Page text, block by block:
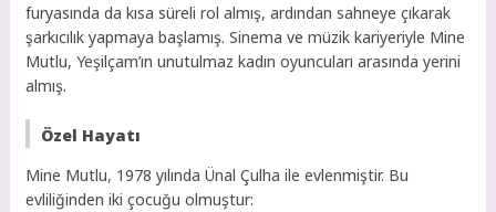
furyasında da kısa süreli rol almış, ardından sahneye çıkarak
şarkıcılık yapmaya başlamış. Sinema ve müzik kariyeriyle Mine
Mutlu, Yeşilçam’ın unutulmaz kadın oyuncuları arasında yerini
almış.
Özel Hayatı
Mine Mutlu, 1978 yılında Ünal Çulha ile evlenmiştir. Bu
evliliğinden iki çocuğu olmuştur: